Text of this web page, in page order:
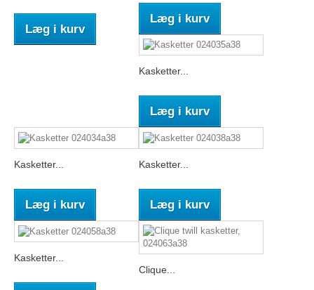
Læg i kurv
Læg i kurv
Kasketter...
Læg i kurv
Kasketter...
Læg i kurv
Kasketter...
Læg i kurv
Kasketter...
Clique...